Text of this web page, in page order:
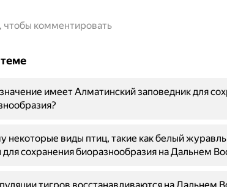
чтобы комментировать
имеет Алматинский заповедник для
некоторые виды птиц, такие как белый
сохранения биоразнообразия на Дальнем